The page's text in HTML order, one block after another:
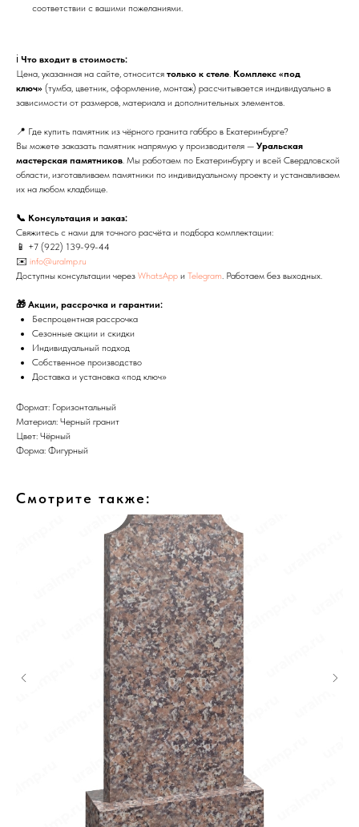
соответствии с вашими пожеланиями.
ℹ️ Что входит в стоимость:
Цена, указанная на сайте, относится только к стеле. Комплекс «под
ключ» (тумба, цветник, оформление, монтаж) рассчитывается индивидуально в
зависимости от размеров, материала и дополнительных элементов.
📍 Где купить памятник из чёрного гранита габбро в Екатеринбурге?
Вы можете заказать памятник напрямую у производителя — Уральская
мастерская памятников. Мы работаем по Екатеринбургу и всей Свердловской
области, изготавливаем памятники по индивидуальному проекту и устанавливаем
их на любом кладбище.
📞 Консультация и заказ:
Свяжитесь с нами для точного расчёта и подбора комплектации:
📱 +7 (922) 139-99-44
✉️ info@uralmp.ru
Доступны консультации через WhatsApp и Telegram. Работаем без выходных.
🎁 Акции, рассрочка и гарантии:
Беспроцентная рассрочка
Сезонные акции и скидки
Индивидуальный подход
Собственное производство
Доставка и установка «под ключ»
Формат: Горизонтальный
Материал: Черный гранит
Цвет: Чёрный
Форма: Фигурный
Смотрите также: